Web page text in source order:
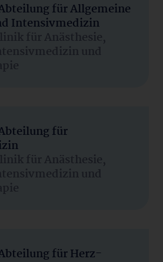
für Allgemeine
Intensivmedizin
für Anästhesie,
und
für
für Anästhesie,
und
für Herz-